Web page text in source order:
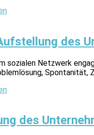
des
sozialen Netzwerk
des